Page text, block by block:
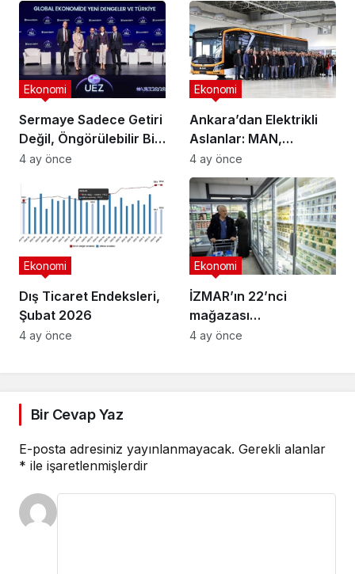
Sermaye Sadece Getiri
Değil, Öngörülebilir Bir
Ortam Arıyor
Ekonomi
4 ay önce
Ankara’dan Elektrikli
Aslanlar: MAN,
Ankara’daki
fabrikasında eBus
üretimine başladı
Ekonomi
4 ay önce
Dış Ticaret Endeksleri,
Şubat 2026
Ekonomi
4 ay önce
İZMAR’ın 22’nci
mağazası
Osmangazi’de açıldı
Ekonomi
4 ay önce
Bir Cevap Yaz
E-posta adresiniz yayınlanmayacak. Gerekli alanlar
* ile işaretlenmişlerdir